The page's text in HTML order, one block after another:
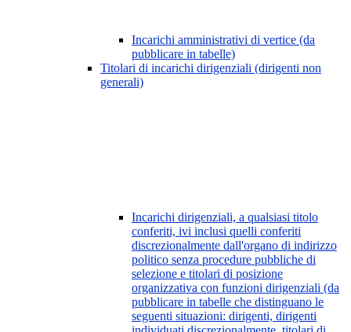
Incarichi amministrativi di vertice (da
pubblicare in tabelle)
Titolari di incarichi dirigenziali (dirigenti non
generali)
Incarichi dirigenziali, a qualsiasi titolo
conferiti, ivi inclusi quelli conferiti
discrezionalmente dall'organo di indirizzo
politico senza procedure pubbliche di
selezione e titolari di posizione
organizzativa con funzioni dirigenziali (da
pubblicare in tabelle che distinguano le
seguenti situazioni: dirigenti, dirigenti